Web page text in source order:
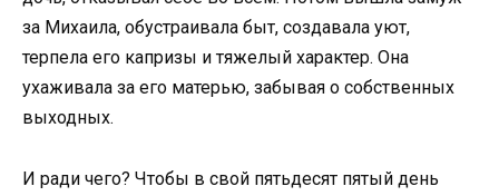
за Михаила, обустраивала быт, создавала уют,
терпела его капризы и тяжелый характер. Она
ухаживала за его матерью, забывая о собственных
выходных.
И ради чего? Чтобы в свой пятьдесят пятый день